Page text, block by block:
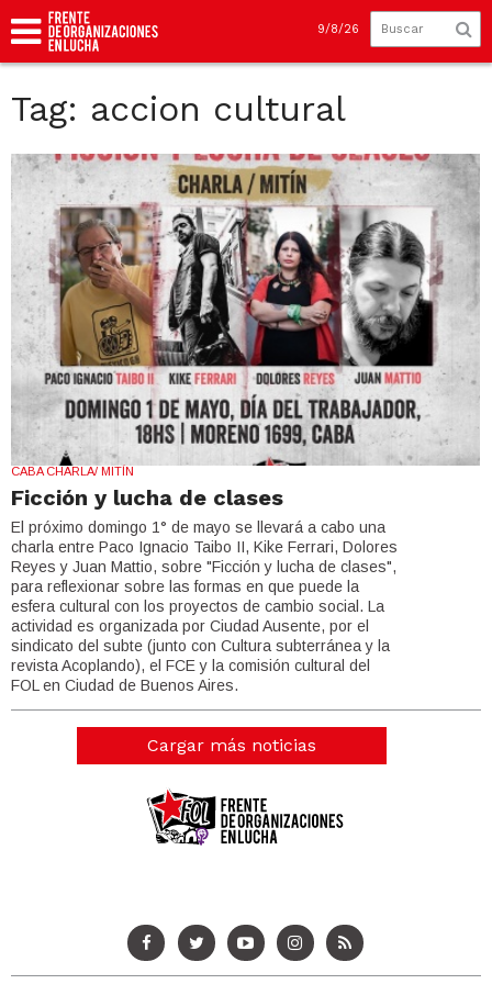
9/8/26
Tag: accion cultural
CABA CHARLA/ MITÍN
Ficción y lucha de clases
El próximo domingo 1° de mayo se llevará a cabo una
charla entre Paco Ignacio Taibo II, Kike Ferrari, Dolores
Reyes y Juan Mattio, sobre "Ficción y lucha de clases",
para reflexionar sobre las formas en que puede la
esfera cultural con los proyectos de cambio social. La
actividad es organizada por Ciudad Ausente, por el
sindicato del subte (junto con Cultura subterránea y la
revista Acoplando), el FCE y la comisión cultural del
FOL en Ciudad de Buenos Aires.
Cargar más noticias